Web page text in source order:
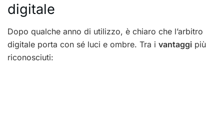
digitale
Dopo qualche anno di utilizzo, è chiaro che l’arbitro
digitale porta con sé luci e ombre. Tra i vantaggi più
riconosciuti: